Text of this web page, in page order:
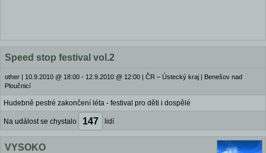
Speed stop festival vol.2
other | 10.9.2010 @ 18:00 - 12.9.2010 @ 12:00 | ČR – Ústecký kraj | Benešov nad
Ploučnicí
Hudebně pestré zakončení léta - festival pro děti i dospělé
Na událost se chystalo 147 lidí
VYSOKO